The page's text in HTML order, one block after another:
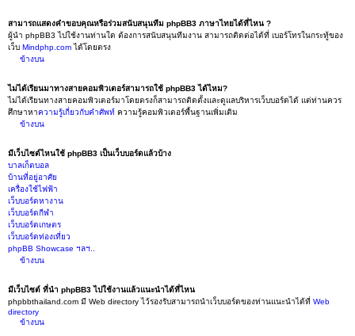
สามารถแสดงคำขอบคุณหรือร่วมสนับสนุนทีม phpBB3 ภาษาไทยได้ที่ไหน ?
ผู้นำ phpBB3 ไปใช้งานท่านใด ต้องการสนับสนุนทีมงาน สามารถติดต่อได้ที่ เบอร์โทรในกระทู้ของ
เว็บ Mindphp.comได้โดยตรง
ข้างบน
ไม่ได้เรียนมาทางสายคอมพิวเตอร์สามารถใช้ phpBB3 ได้ไหม?
ไม่ได้เรียนทางสายคอมพิวเตอร์มาโดยตรงก็สามารถติดตั้งและดูแลบริหารเว็บบอร์ดได้ แต่ท่านควร
ศึกษาหาความรู้เกี่ยวกับคำศัพท์ ความรู้คอมพิวเตอร์พื้นฐานเพิ่มเติม
ข้างบน
มีเว็บไซต์ไหนใช้ phpBB3 เป็นเว็บบอร์ดแล้วบ้าง
บาลเก็ตบอล
บ้านที่อยู่อาศัย
เครื่องใช้ไฟฟ้า
เว็บบอร์ดหางาน
เว็บบอร์ดกีฬา
เว็บบอร์ดเกษตร
เว็บบอร์ดท่องเที่ยว
phpBB Showcase ฯลฯ..
ข้างบน
มีเว็บไซต์ ที่นำ phpBB3 ไปใช้งานแล้วแนะนำได้ที่ไหน
phpbbthailand.com มี Web directory ไว้รองรับสามารถนำเว็บบอร์ดของท่านแนะนำได้ที่ Web
directory
ข้างบน